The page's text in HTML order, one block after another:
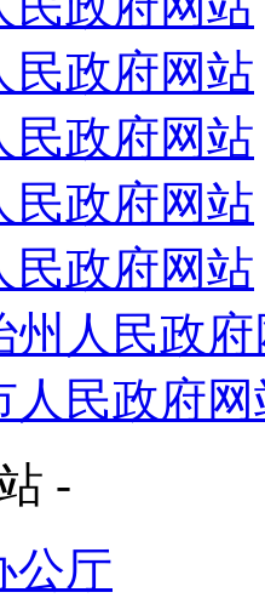
民政府网站
民政府网站
民政府网站
民政府网站
州人民政
人民政府网
-
公厅